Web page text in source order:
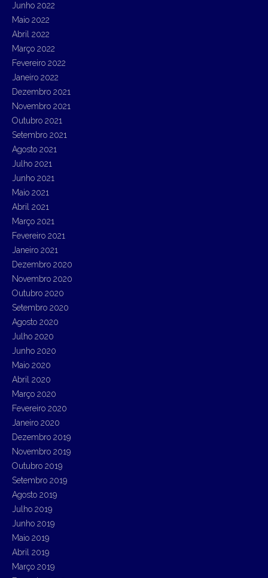
Junho 2022
Maio 2022
Abril 2022
Março 2022
Fevereiro 2022
Janeiro 2022
Dezembro 2021
Novembro 2021
Outubro 2021
Setembro 2021
Agosto 2021
Julho 2021
Junho 2021
Maio 2021
Abril 2021
Março 2021
Fevereiro 2021
Janeiro 2021
Dezembro 2020
Novembro 2020
Outubro 2020
Setembro 2020
Agosto 2020
Julho 2020
Junho 2020
Maio 2020
Abril 2020
Março 2020
Fevereiro 2020
Janeiro 2020
Dezembro 2019
Novembro 2019
Outubro 2019
Setembro 2019
Agosto 2019
Julho 2019
Junho 2019
Maio 2019
Abril 2019
Março 2019